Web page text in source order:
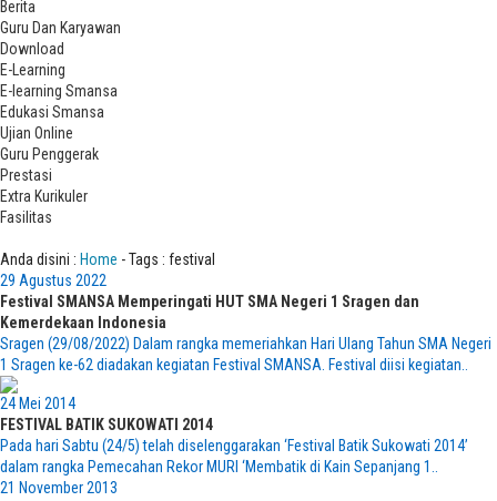
Berita
Guru Dan Karyawan
Download
E-Learning
E-learning Smansa
Edukasi Smansa
Ujian Online
Guru Penggerak
Prestasi
Extra Kurikuler
Fasilitas
Anda disini : Home -Tags : festival
29 Agustus 2022
Festival SMANSA Memperingati HUT SMA Negeri 1 Sragen dan
Kemerdekaan Indonesia
Sragen (29/08/2022) Dalam rangka memeriahkan Hari Ulang Tahun SMA Negeri
1 Sragen ke-62 diadakan kegiatan Festival SMANSA. Festival diisi kegiatan..
24 Mei 2014
FESTIVAL BATIK SUKOWATI 2014
Pada hari Sabtu (24/5) telah diselenggarakan ‘Festival Batik Sukowati 2014’
dalam rangka Pemecahan Rekor MURI ‘Membatik di Kain Sepanjang 1..
21 November 2013